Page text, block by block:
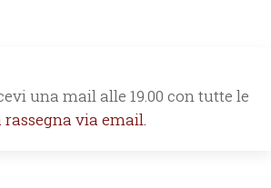
una mail alle 19.00 con tutte le
via email.